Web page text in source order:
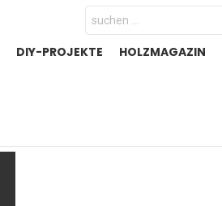
Search
for:
DIY-PROJEKTE HOLZMAGAZIN